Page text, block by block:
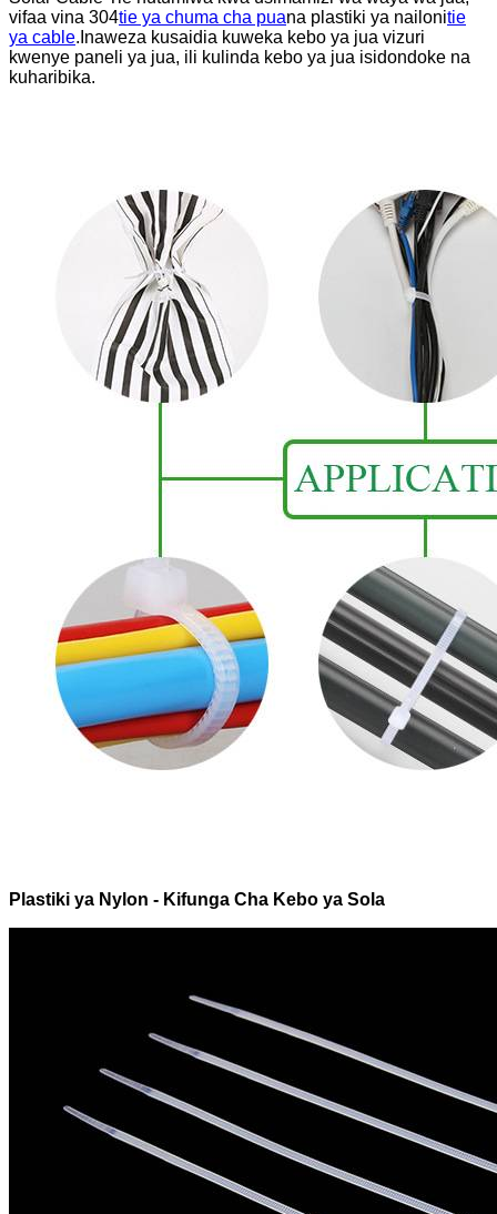
vifaa vina 304tie ya chuma cha puana plastiki ya nailonitie
ya cable.Inaweza kusaidia kuweka kebo ya jua vizuri
kwenye paneli ya jua, ili kulinda kebo ya jua isidondoke na
kuharibika.
Plastiki ya Nylon - Kifunga Cha Kebo ya Sola